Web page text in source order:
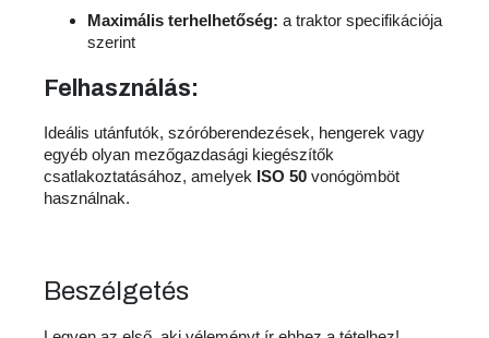
Maximális terhelhetőség: a traktor specifikációja
szerint
Felhasználás:
Ideális utánfutók, szóróberendezések, hengerek vagy
egyéb olyan mezőgazdasági kiegészítők
csatlakoztatásához, amelyek ISO 50 vonógömböt
használnak.
Beszélgetés